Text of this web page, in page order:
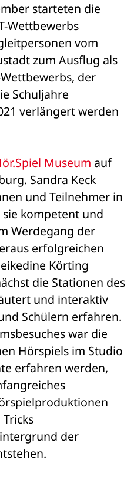
starteten die
Wettbewerbs
vom
zum Ausflug als
der
Schuljahre
verlängert werden
Museum auf
Sandra Keck
und Teilnehmer in
kompetent und
Werdegang der
erfolgreichen
Körting
die Stationen des
und interaktiv
Schülern erfahren.
war die
Hörspiels im Studio
erfahren werden,
der